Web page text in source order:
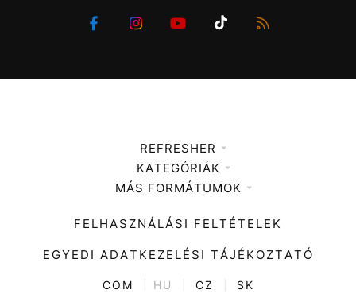
REFRESHER
Médiaajánlat
KATEGÓRIÁK
Zene
Divat
Kultúra
ENTR
MÁS FORMÁTUMOK
FELHASZNÁLÁSI FELTÉTELEK
EGYEDI ADATKEZELÉSI TÁJÉKOZTATÓ
COM HU CZ SK